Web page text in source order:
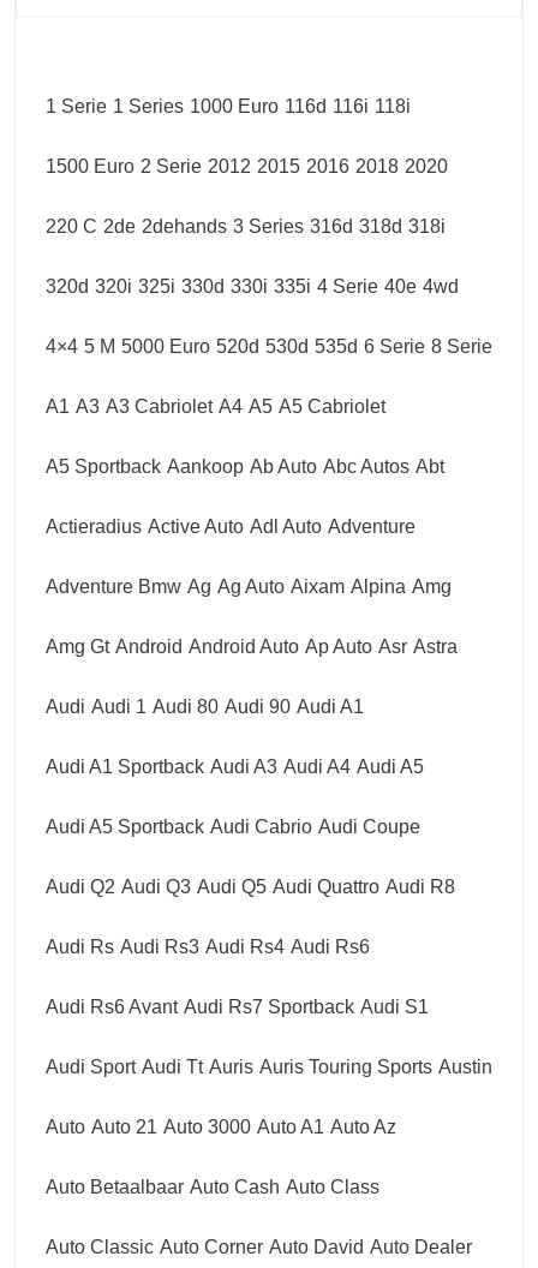
1 Serie 1 Series 1000 Euro 116d 116i 118i
1500 Euro 2 Serie 2012 2015 2016 2018 2020
220 C 2de 2dehands 3 Series 316d 318d 318i
320d 320i 325i 330d 330i 335i 4 Serie 40e 4wd
4×4 5 M 5000 Euro 520d 530d 535d 6 Serie 8 Serie
A1 A3 A3 Cabriolet A4 A5 A5 Cabriolet
A5 Sportback Aankoop Ab Auto Abc Autos Abt
Actieradius Active Auto Adl Auto Adventure
Adventure Bmw Ag Ag Auto Aixam Alpina Amg
Amg Gt Android Android Auto Ap Auto Asr Astra
Audi Audi 1 Audi 80 Audi 90 Audi A1
Audi A1 Sportback Audi A3 Audi A4 Audi A5
Audi A5 Sportback Audi Cabrio Audi Coupe
Audi Q2 Audi Q3 Audi Q5 Audi Quattro Audi R8
Audi Rs Audi Rs3 Audi Rs4 Audi Rs6
Audi Rs6 Avant Audi Rs7 Sportback Audi S1
Audi Sport Audi Tt Auris Auris Touring Sports Austin
Auto Auto 21 Auto 3000 Auto A1 Auto Az
Auto Betaalbaar Auto Cash Auto Class
Auto Classic Auto Corner Auto David Auto Dealer